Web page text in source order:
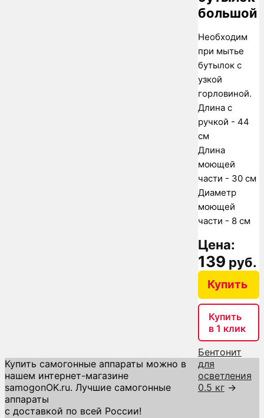
большой
Необходим
при мытье
бутылок с
узкой
горловиной.
Длина с
ручкой - 44
см
Длина
моющей
части - 30 см
Диаметр
моющей
части - 8 см
Цена:
139 руб.
Купить
Купить
в 1 клик
Бентонит
для
осветления
0.5 кг →
Купить самогонные аппараты можно в
нашем интернет-магазине
samogonOK.ru. Лучшие самогонные
аппараты
с доставкой по всей России!